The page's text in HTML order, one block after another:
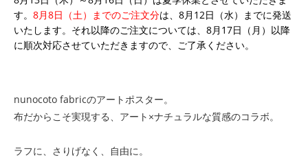
す。 8月8日（土）までのご注文分は、8月12日（水）までに発送
いたします。それ以降のご注文については、8月17日（月）以降
に順次対応させていただきますので、ご了承ください。
nunocoto fabricのアートポスター。
布だからこそ実現する、アート×ナチュラルな質感のコラボ。
ラフに、さりげなく、自由に。